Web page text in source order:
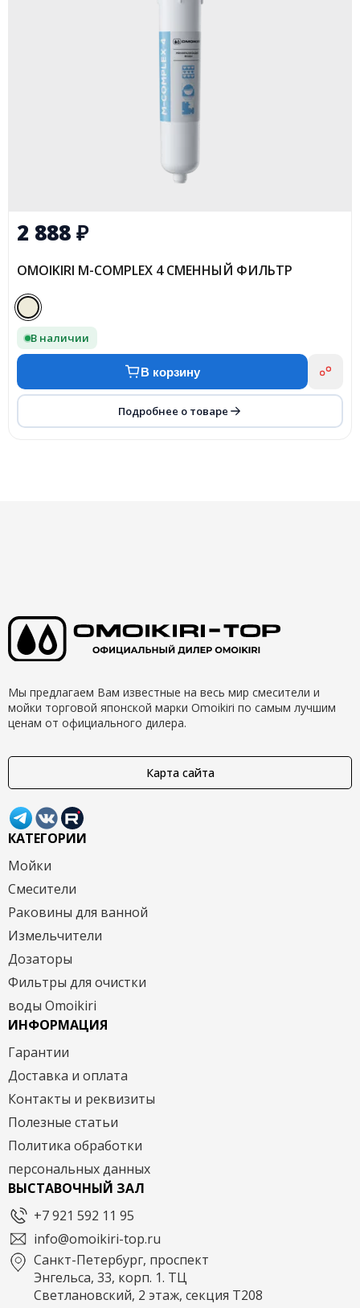
2 888₽
OMOIKIRI M-COMPLEX 4 СМЕННЫЙ ФИЛЬТР
В наличии
В корзину
Подробнее о товаре
Мы предлагаем Вам известные на весь мир смесители и
мойки торговой японской марки Omoikiri по самым лучшим
ценам от официального дилера.
Карта сайта
КАТЕГОРИИ
Мойки
Смесители
Раковины для ванной
Измельчители
Дозаторы
Фильтры для очистки
воды Omoikiri
ИНФОРМАЦИЯ
Гарантии
Доставка и оплата
Контакты и реквизиты
Полезные статьи
Политика обработки
персональных данных
ВЫСТАВОЧНЫЙ ЗАЛ
+7 921 592 11 95
info@omoikiri-top.ru
Санкт-Петербург, проспект
Энгельса, 33, корп. 1. ТЦ
Светлановский, 2 этаж, секция Т208